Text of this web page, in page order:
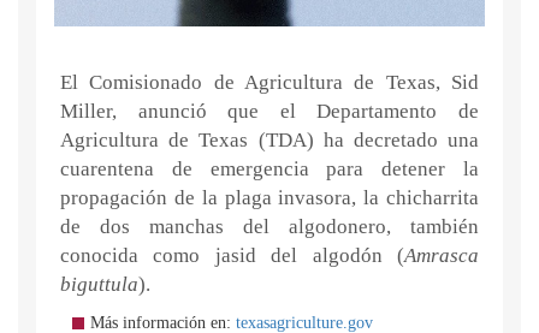
El Comisionado de Agricultura de Texas, Sid
Miller, anunció que el Departamento de
Agricultura de Texas (TDA) ha decretado una
cuarentena de emergencia para detener la
propagación de la plaga invasora, la chicharrita
de dos manchas del algodonero, también
conocida como jasid del algodón (Amrasca
biguttula).
Más información en: texasagriculture.gov